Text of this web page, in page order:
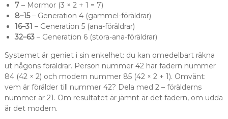
7– Mormor (3 × 2 + 1 = 7)
8–15– Generation 4 (gammel-föräldrar)
16–31 – Generation 5 (ana-föräldrar)
32–63– Generation 6 (stora-ana-föräldrar)
Systemet är geniet i sin enkelhet: du kan omedelbart räkna
ut någons föräldrar. Person nummer 42 har fadern nummer
84 (42 × 2) och modern nummer 85 (42 × 2 + 1). Omvänt:
vem är förälder till nummer 42? Dela med 2 – förälderns
nummer är 21. Om resultatet är jämnt är det fadern, om udda
är det modern.